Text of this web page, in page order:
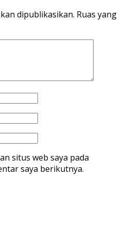
dipublikasikan. Ruas yang
situs web saya pada
saya berikutnya.